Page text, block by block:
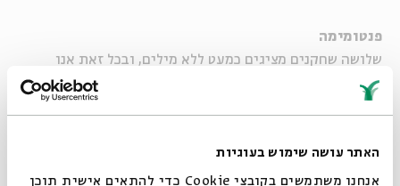
האתר עושה שימוש בעוגיות
אנחנו משתמשים בקובצי Cookie כדי להתאים אישית תוכן
פנטומימה
שלושה שחקנים מציגים כמעט ללא מילים, ובכל זאת אנו
מבינים אותם. כיצד?
בימוי: ינון שאזו | שחקנים: מאשה שמולין, נועה צנקל ורפאל
שחרי